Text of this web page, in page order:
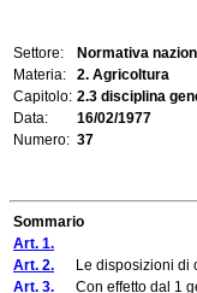
Settore:
Normativa
Materia:
2. Agricoltura
Capitolo: 2.3 disciplina
Data:
16/02/1977
Numero: 37
Sommario
Art. 1.
Art. 2. Le disposizioni di
Art. 3. Con effetto dal 1